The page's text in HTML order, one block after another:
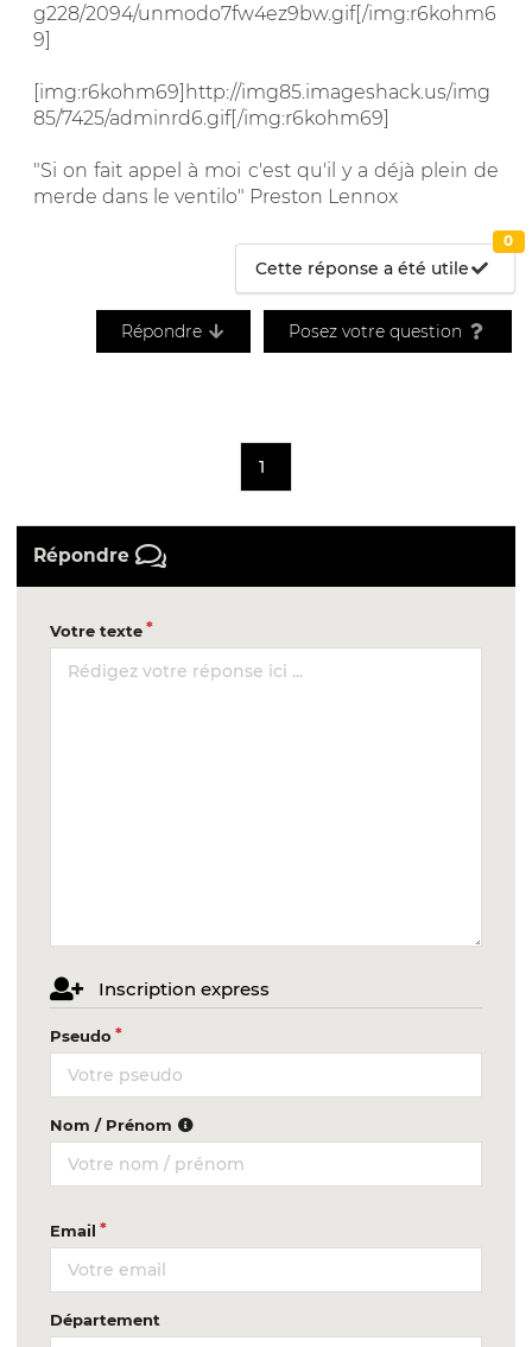
g228/2094/unmodo7fw4ez9bw.gif[/img:r6kohm6
9]
[img:r6kohm69]http://img85.imageshack.us/img
85/7425/adminrd6.gif[/img:r6kohm69]
"Si on fait appel à moi c'est qu'il y a déjà plein de
merde dans le ventilo" Preston Lennox
Cette réponse a été utile
0
Répondre Posez votre question
1
Répondre
Votre texte
Inscription express
Pseudo
Nom / Prénom
Email
Département